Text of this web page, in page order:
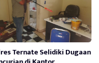
Ternate Selidiki Dugaan